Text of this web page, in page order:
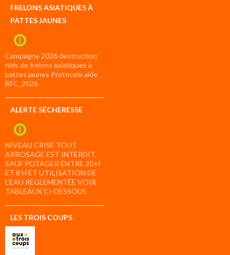
FRELONS ASIATIQUES À
PATTES JAUNES
Campagne 2026 destruction
nids de frelons asiatiques à
pattes jaunes Protocole aide
BFC_2026
ALERTE SÉCHERESSE
NIVEAU CRISE TOUT
ARROSAGE EST INTERDIT,
SAUF POTAGER ENTRE 20 H
ET 8 H ET UTILISATION DE
L’EAU RÉGLEMENTÉE VOIR
TABLEAUX CI-DESSOUS
LES TROIS COUPS